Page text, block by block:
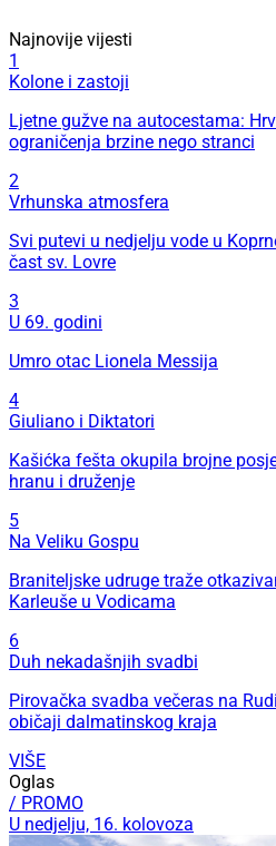
Najnovije vijesti
1
Kolone i zastoji
Ljetne gužve na autocestama:
ograničenja brzine nego stranci
2
Vrhunska atmosfera
Svi putevi u nedjelju vode u
čast sv. Lovre
3
U 69. godini
Umro otac Lionela Messija
4
Giuliano i Diktatori
Kašićka fešta okupila brojne
hranu i druženje
5
Na Veliku Gospu
Braniteljske udruge traže
Karleuše u Vodicama
6
Duh nekadašnjih svadbi
Pirovačka svadba večeras na
običaji dalmatinskog kraja
VIŠE
Oglas
/ PROMO
U nedjelju, 16. kolovoza